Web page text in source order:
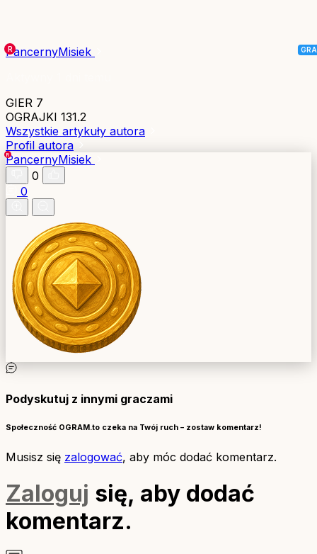
PancernyMisiek
GIER 7
OGRAJKI 131.2
Wszystkie artykuły autora
Profil autora
PancernyMisiek
0
0
Podyskutuj z innymi graczami
Społeczność OGRAM.to czeka na Twój ruch – zostaw komentarz!
Musisz się zalogować, aby móc dodać komentarz.
Zaloguj się, aby dodać
komentarz.